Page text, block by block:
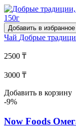
Добавить в избранное
Чай Добрые
2500 ₸
3000 ₸
Добавить в корзину
-9%
Now Foods